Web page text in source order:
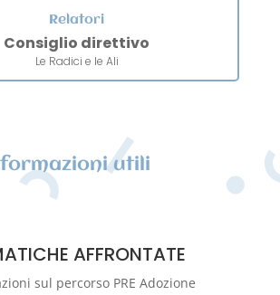
Relatori
Consiglio direttivo
Le Radici e le Ali
utili
AFFRONTATE
sul percorso PRE Adozione